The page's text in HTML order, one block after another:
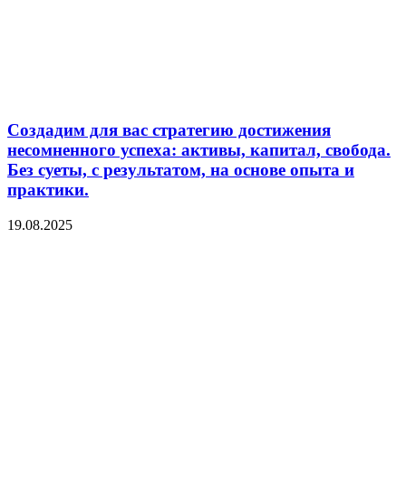
Создадим для вас стратегию достижения
несомненного успеха: активы, капитал, свобода.
Без суеты, с результатом, на основе опыта и
практики.
19.08.2025